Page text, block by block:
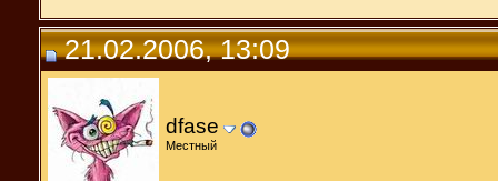
21.02.2006, 13:09
dfase
Местный